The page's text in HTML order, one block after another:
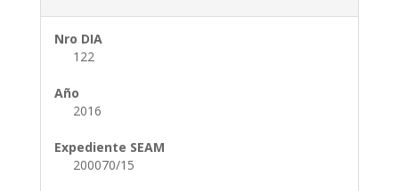
Nro DIA
122
Año
2016
Expediente SEAM
200070/15